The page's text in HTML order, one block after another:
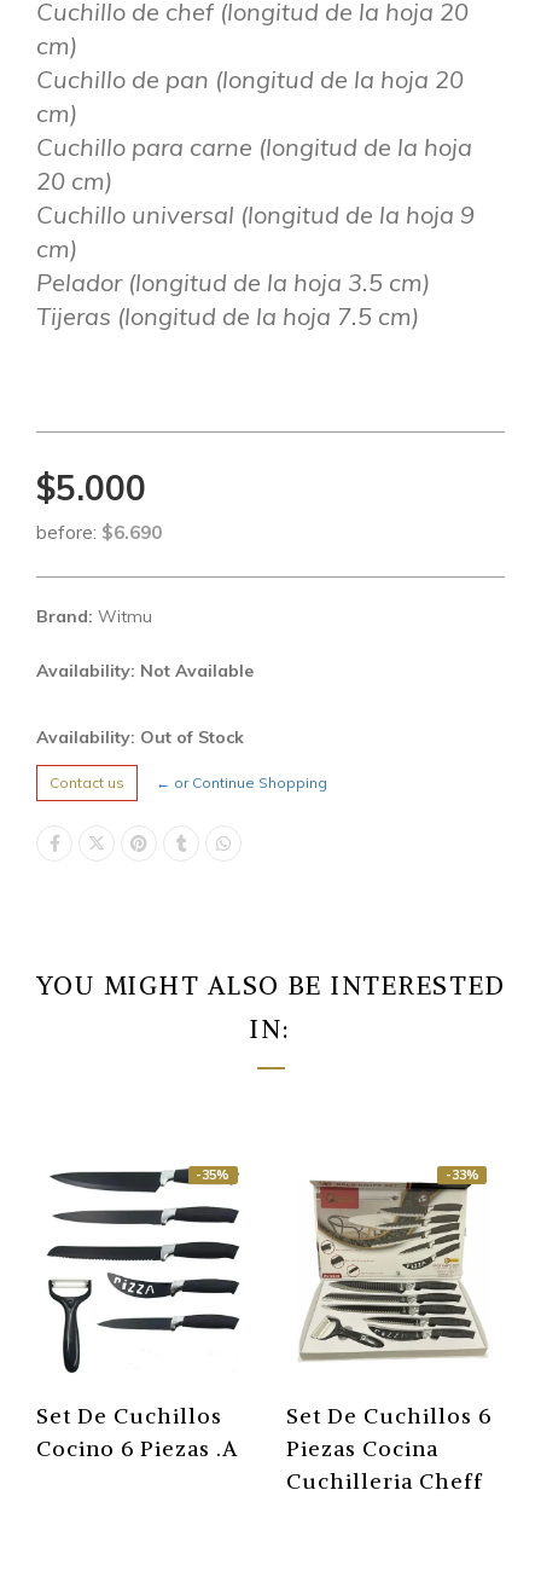
Cuchillo de chef (longitud de la hoja 20
cm)
Cuchillo de pan (longitud de la hoja 20
cm)
Cuchillo para carne (longitud de la hoja
20 cm)
Cuchillo universal (longitud de la hoja 9
cm)
Pelador (longitud de la hoja 3.5 cm)
Tijeras (longitud de la hoja 7.5 cm)
$5.000
before: $6.690
Brand: Witmu
Availability: Not Available
Availability: Out of Stock
Contact us ← or Continue Shopping
YOU MIGHT ALSO BE INTERESTED
IN:
-35%
Set De Cuchillos
Cocino 6 Piezas .A
-33%
Set De Cuchillos 6
Piezas Cocina
Cuchilleria Cheff